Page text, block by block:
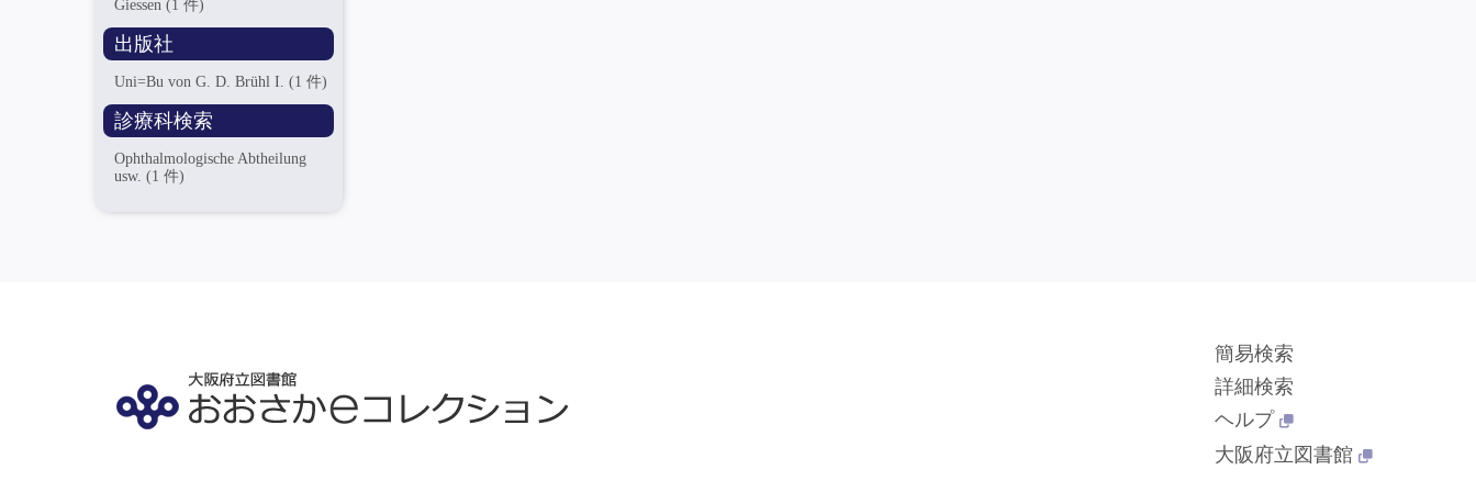
Giessen(1 件)
出版社
Uni=Bu von G. D. Brühl I.(1 件)
診療科検索
Ophthalmologische Abtheilung
usw.(1 件)
簡易検索
詳細検索
ヘルプ
大阪府立図書館